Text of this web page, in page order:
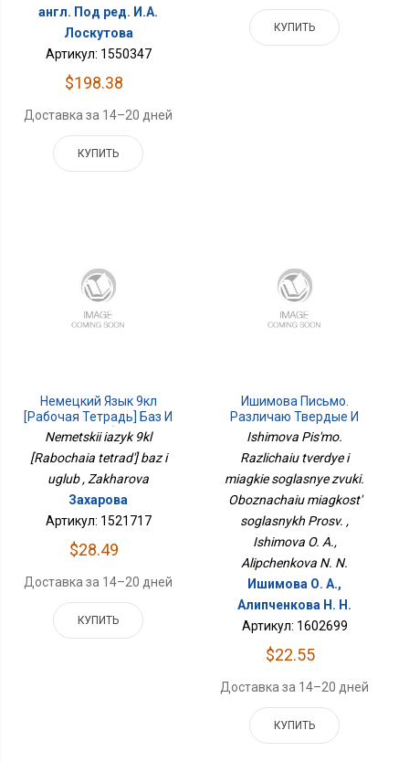
англ. Под ред. И.А.
Лоскутова
Артикул: 1550347
$198.38
Доставка за 14–20 дней
КУПИТЬ
КУПИТЬ
Немецкий Язык 9кл
[Рабочая Тетрадь] Баз И
Углуб
Nemetskii iazyk 9kl
[Rabochaia tetrad'] baz i
uglub , Zakharova
Захарова
Артикул: 1521717
$28.49
Доставка за 14–20 дней
КУПИТЬ
Ишимова Письмо.
Различаю Твердые И
Мягкие Согласные
Мягкость Согласных
Просв.
Ishimova Pis'mo.
Razlichaiu tverdye i
miagkie soglasnye zvuki.
Oboznachaiu miagkost'
soglasnykh Prosv. ,
Ishimova O. A.,
Alipchenkova N. N.
Ишимова О. А.,
Алипченкова Н. Н.
Артикул: 1602699
$22.55
Доставка за 14–20 дней
КУПИТЬ